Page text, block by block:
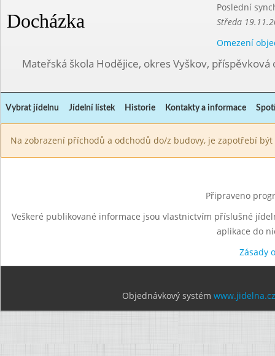
Docházka
Poslední
Středa
Omezení
Mateřská škola Hodějice, okres Vyškov, příspěvková
Vybrat jídelnu Jídelní lístek Historie Kontakty a informace
Na zobrazení příchodů a odchodů do/z budovy, je zapotřebí
Připraveno
Veškeré publikované informace jsou vlastnictvím příslušné
aplikace do
Zásady
Objednávkový systém www.jidelna.cz